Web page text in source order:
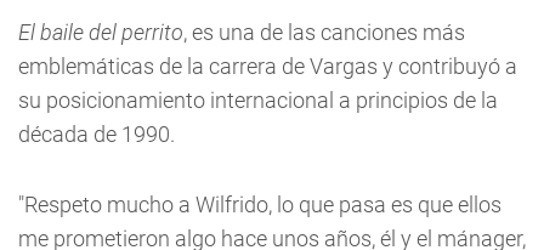
El baile del perrito, es una de las canciones más
emblemáticas de la carrera de Vargas y contribuyó a
su posicionamiento internacional a principios de la
década de 1990.
"Respeto mucho a Wilfrido, lo que pasa es que ellos
me prometieron algo hace unos años, él y el mánager,